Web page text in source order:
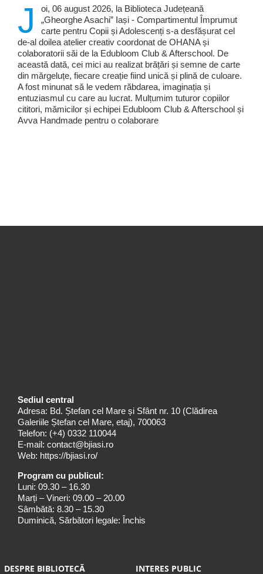
J
oi, 06 august 2026, la Biblioteca Județeană
„Gheorghe Asachi” Iași - Compartimentul Împrumut
carte pentru Copii și Adolescenți s-a desfășurat cel
de-al doilea atelier creativ coordonat de OHANA și
colaboratorii săi de la Edubloom Club & Afterschool. De
această dată, cei mici au realizat brățări și semne de carte
din mărgeluțe, fiecare creație fiind unică și plină de culoare.
A fost minunat să le vedem răbdarea, imaginația și
entuziasmul cu care au lucrat. Mulțumim tuturor copiilor
cititori, mămicilor și echipei Edubloom Club & Afterschool și
Avva Handmade pentru o colaborare
Sediul central
Adresa: Bd. Ștefan cel Mare și Sfânt nr. 10 (Clădirea
Galeriile Ștefan cel Mare, etaj), 700063
Telefon: (+4) 0332 110044
E-mail: contact@bjiasi.ro
Web: https://bjiasi.ro/
Program cu publicul:
Luni: 09.30 – 16.30
Marți – Vineri: 09.00 – 20.00
Sâmbătă: 8.30 – 15.30
Duminică, Sărbători legale: Închis
DESPRE BIBLIOTECĂ INTERES PUBLIC